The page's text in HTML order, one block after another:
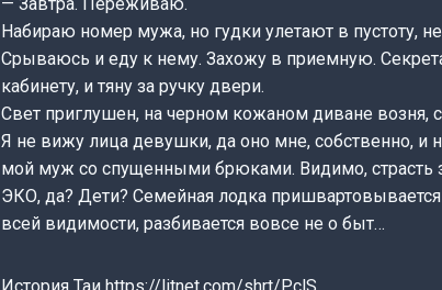
Набираю номер мужа, но гудки улетают в пустоту, не
Срываюсь и еду к нему. Захожу в приемную.
кабинету, и тяну за ручку двери.
Свет приглушен, на черном кожаном диване
Я не вижу лица девушки, да оно мне, собственно, и
мой муж со спущенными брюками. Видимо, страсть
ЭКО, да? Дети? Семейная лодка
всей видимости, разбивается вовсе не о быт…